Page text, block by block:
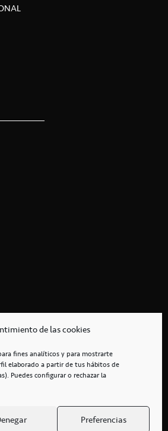
de las cookies
fines analíticos y para mostrarte
elaborado a partir de tus hábitos de
Puedes configurar o rechazar la
Preferencias